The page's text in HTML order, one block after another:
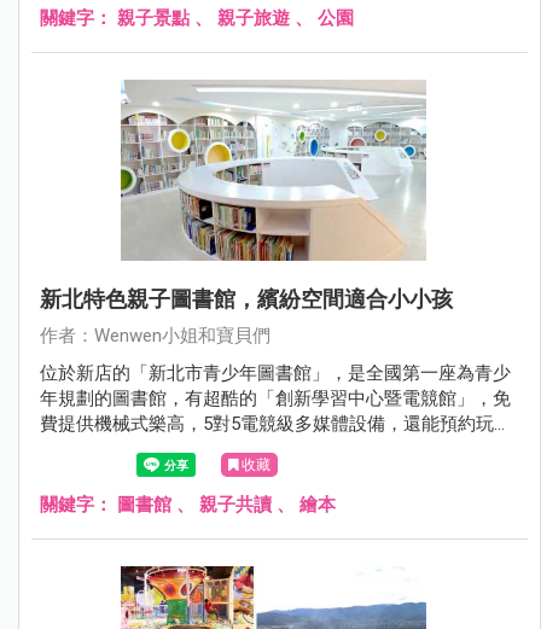
新款翹翹板，加上草地上鮮紅的小火車頭和車廂， 真的是好
關鍵字： 親子景點 、 親子旅遊 、 公園
新北特色親子圖書館，繽紛空間適合小小孩
作者：Wenwen小姐和寶貝們
位於新店的「新北市青少年圖書館」，是全國第一座為青少
年規劃的圖書館，有超酷的「創新學習中心暨電競館」，免
費提供機械式樂高，5對5電競級多媒體設備，還能預約玩
Switch！不定期舉辦科技類創新學習課程，還有適合小組做
報告的「互動討論區」、半戶外「街舞區」。四樓舒適的親
子共讀區，繽紛的空間，藏著圓形的秘密基地，也是適合兒
周末行程。
收藏
關鍵字： 圖書館 、 親子共讀 、 繪本